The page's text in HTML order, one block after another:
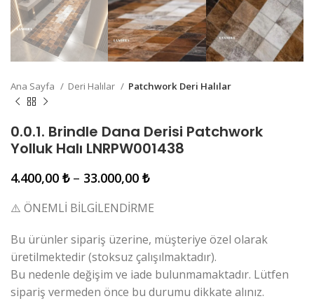
Ana Sayfa Deri Halılar Patchwork Deri Halılar
0.0.1. Brindle Dana Derisi Patchwork
Yolluk Halı LNRPW001438
4.400,00 ₺ – 33.000,00 ₺
⚠️ ÖNEMLİ BİLGİLENDİRME
Bu ürünler sipariş üzerine, müşteriye özel olarak
üretilmektedir (stoksuz çalışılmaktadır).
Bu nedenle değişim ve iade bulunmamaktadır. Lütfen
sipariş vermeden önce bu durumu dikkate alınız.